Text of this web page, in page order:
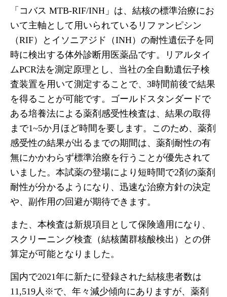
「コバス MTB-RIF/INH」は、結核の標準治療にお
いて主軸として用いられているリファンピシン
（RIF）とイソニアジド（INH）の耐性遺伝子を同
時に検出する体外診断用医薬品です。リアルタイ
ムPCR法を測定原理とし、当社の全自動遺伝子検
査装置を用いて測定することで、3時間前後で結果
を得ることが可能です。ゴールドスタンダードで
ある培養法による薬剤感受性検査は、結果の取得
まで1~5か月ほど時間を要します。このため、薬剤
感受性の結果が出るまでの期間は、薬剤耐性の有
無にかかわらず標準治療を行うことが優先されて
いました。本試薬の登場により短時間で2剤の薬剤
耐性が分かるようになり、迅速な治療方針の決定
や、副作用の回避が期待できます。
また、本検査は新規項目として保険適用になり、
スクリーニング検査（結核菌群核酸検出）との併
算定が可能となりました。
国内で2021年に新たに登録された結核患者数は
11,519人※で、年々減少傾向にありますが、薬剤